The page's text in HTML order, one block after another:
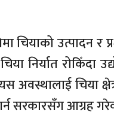
चियाको
निर्यात रोकिँदा
अवस्थालाई चिया
सरकारसँग आग्रह